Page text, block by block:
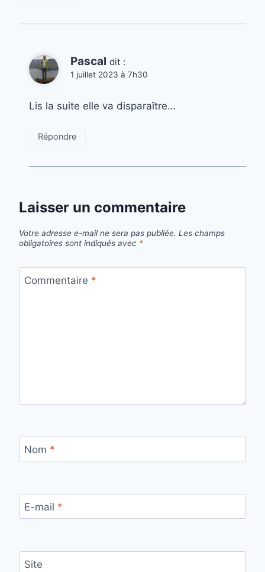
Pascal dit :
1 juillet 2023 à 7h30
Lis la suite elle va disparaître…
Répondre
Laisser un commentaire
Votre adresse e-mail ne sera pas publiée. Les champs
obligatoires sont indiqués avec *
Commentaire *
Nom *
E-mail *
Site